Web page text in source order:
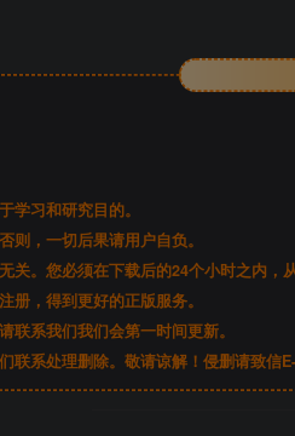
学习和研究目的。
则，一切后果请用户自负。
。您必须在下载后的24个小时之内，
册，得到更好的正版服务。
联系我们我们会第一时间更新。
联系处理删除。敬请谅解！侵删请致信